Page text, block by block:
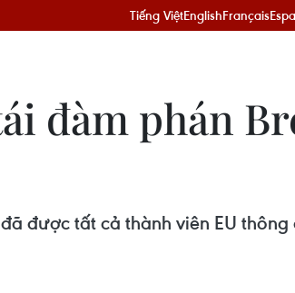
Tiếng ViệtEnglishFrançais
đàm phán
được tất cả thành viên EU